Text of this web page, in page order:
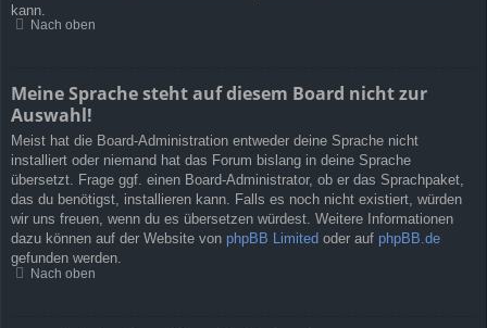
kann.
Nach oben
Meine Sprache steht auf diesem Board nicht zur
Auswahl!
Meist hat die Board-Administration entweder deine Sprache nicht
installiert oder niemand hat das Forum bislang in deine Sprache
übersetzt. Frage ggf. einen Board-Administrator, ob er das Sprachpaket,
das du benötigst, installieren kann. Falls es noch nicht existiert, würden
wir uns freuen, wenn du es übersetzen würdest. Weitere Informationen
dazu können auf der Website von phpBB Limited oder auf phpBB.de
gefunden werden.
Nach oben